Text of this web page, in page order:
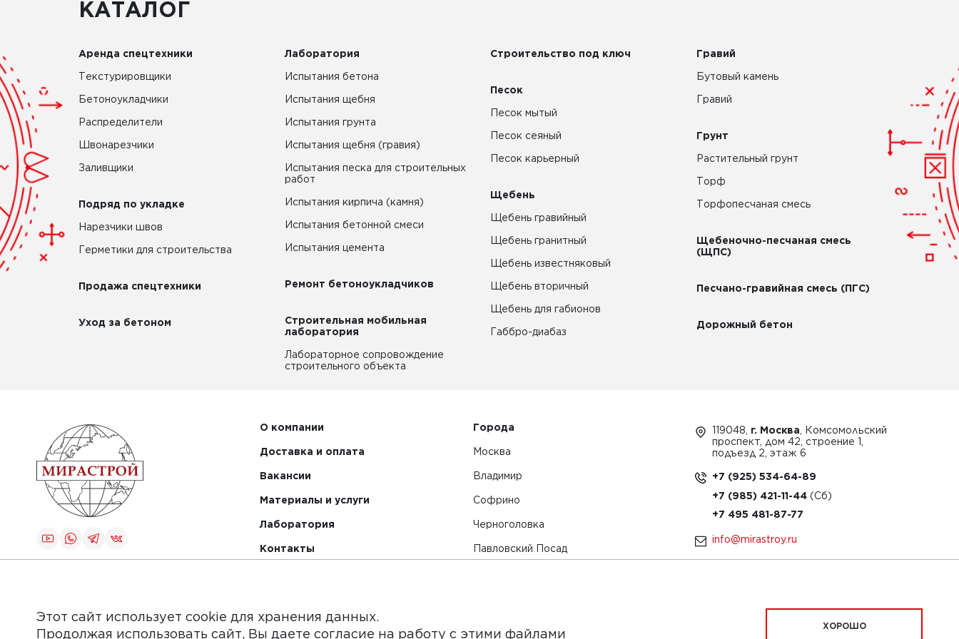
КАТАЛОГ
Аренда спецтехники
Текстурировщики
Бетоноукладчики
Распределители
Швонарезчики
Заливщики
Подряд по укладке
Нарезчики швов
Герметики для строительства
Продажа спецтехники
Уход за бетоном
Лаборатория
Испытания бетона
Испытания щебня
Испытания грунта
Испытания щебня (гравия)
Испытания песка для строительных
работ
Испытания кирпича (камня)
Испытания бетонной смеси
Испытания цемента
Ремонт бетоноукладчиков
Строительная мобильная
лаборатория
Лабораторное сопровождение
строительного объекта
Строительство под ключ
Песок
Песок мытый
Песок сеяный
Песок карьерный
Щебень
Щебень гравийный
Щебень гранитный
Щебень известняковый
Щебень вторичный
Щебень для габионов
Габбро-диабаз
Гравий
Бутовый камень
Гравий
Грунт
Растительный грунт
Торф
Торфопесчаная смесь
Щебеночно-песчаная смесь
(ЩПС)
Песчано-гравийная смесь (ПГС)
Дорожный бетон
О компании
Доставка и оплата
Вакансии
Материалы и услуги
Лаборатория
Контакты
Города
Москва
Владимир
Софрино
Черноголовка
Павловский Посад
119048, г. Москва , Комсомольский
проспект, дом 42, строение 1,
подъезд 2, этаж 6
+7 (925) 534-64-89
+7 (985) 421-11-44
+7 495 481-87-77
info@mirastroy.ru
Этот сайт использует cookie для хранения данных.
Продолжая использовать сайт, Вы даете согласие на работу с этими файлами
ХОРОШО